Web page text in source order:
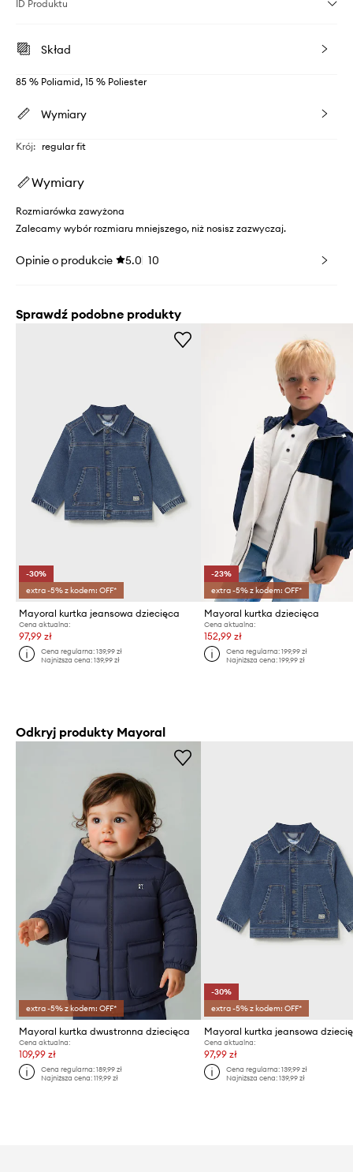
ID Produktu
Skład
85 % Poliamid, 15 % Poliester
Wymiary
Krój: regular fit
Wymiary
Rozmiarówka zawyżona
Zalecamy wybór rozmiaru mniejszego, niż nosisz zazwyczaj.
Opinie o produkcie 5.0 10
Sprawdź podobne produkty
-30%
extra -5% z kodem: OFF*
Mayoral kurtka jeansowa dziecięca
Cena aktualna:
97,99 zł
Cena regularna:139,99 zł
Najniższa cena:139,99 zł
-23%
extra -5% z kodem: OFF*
Mayoral kurtka dziecięca
Cena aktualna:
152,99 zł
Cena regularna: 199,99 zł
Najniższa cena: 199,99 zł
Odkryj produkty Mayoral
extra -5% z kodem: OFF*
Mayoral kurtka dwustronna dziecięca
Cena aktualna:
109,99 zł
Cena regularna:189,99 zł
Najniższa cena:119,99 zł
-30%
extra -5% z kodem: OFF*
Mayoral kurtka jeansowa
Cena aktualna:
97,99 zł
Cena regularna: 139,99 zł
Najniższa cena: 139,99 zł